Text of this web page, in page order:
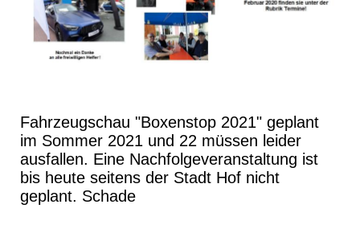
Fahrzeugschau "Boxenstop 2021" geplant
im Sommer 2021 und 22 müssen leider
ausfallen. Eine Nachfolgeveranstaltung ist
bis heute seitens der Stadt Hof nicht
geplant. Schade